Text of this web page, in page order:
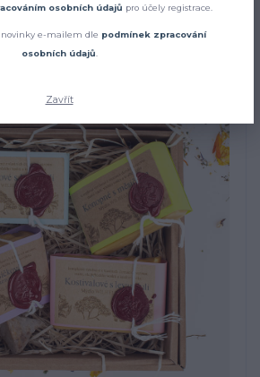
setík
osobních údajů pro účely registrace.
novinky e-mailem dle podmínek zpracování
osobních údajů
Zavřít